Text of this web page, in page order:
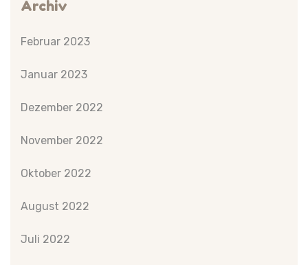
Archiv
Februar 2023
Januar 2023
Dezember 2022
November 2022
Oktober 2022
August 2022
Juli 2022